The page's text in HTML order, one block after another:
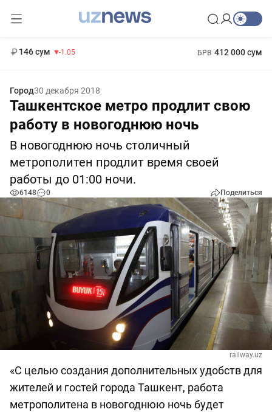
146 сум -1.05 БРВ 412 000 сум
Город30 декабря 2018
Ташкентское метро продлит свою
работу в новогоднюю ночь
В новогоднюю ночь столичный
метрополитен продлит время своей
работы до 01:00 ночи.
6148 0 Поделиться
railway.uz
«С целью создания дополнительных удобств для
жителей и гостей города Ташкент, работа
метрополитена в новогоднюю ночь будет